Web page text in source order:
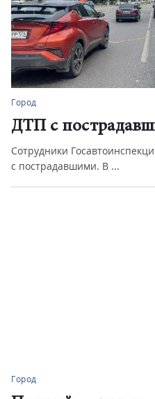
Город
ДТП с
Сотрудники
с пострадавшими. В ...
Город